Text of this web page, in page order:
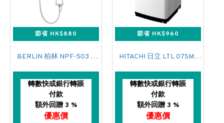
節省 HK$880
BERLIN 柏林 NPF-503 花灑儲水式(低壓電熱水爐)
轉數快或銀行轉賬
付款
額外回贈 3 %
優惠價
節省 HK$960
HITACHI 日立 LTL 07SM00 上置式日式洗衣機 (7 公斤,760 轉/分鐘)
轉數快或銀行轉賬
付款
額外回贈 3 %
優惠價